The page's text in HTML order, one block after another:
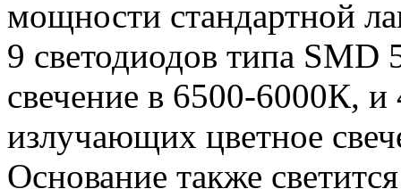
мощности стандартной
9 светодиодов типа
свечение в 6500-6000К,
излучающих цветное
Основание также